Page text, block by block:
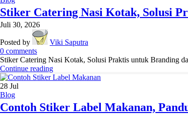
Stiker Catering Nasi Kotak, Solusi
Juli 30, 2026
Posted by
Viki Saputra
0 comments
Stiker Catering Nasi Kotak, Solusi Praktis untuk Branding
Continue reading
28 Jul
Blog
Contoh Stiker Label Makanan,